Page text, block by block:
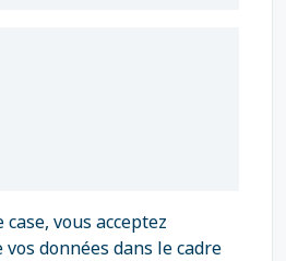
case, vous acceptez
données dans le cadre